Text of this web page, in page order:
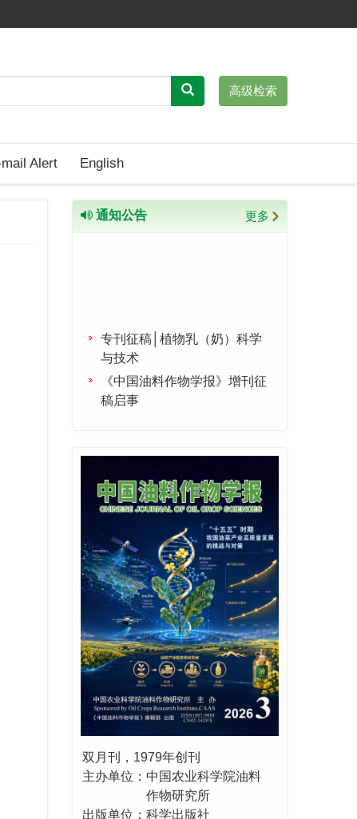
高级检索
Alert English
通知公告 更多
专刊征稿│植物乳（奶）科学
与技术
稿启事
会议通知丨第七届国际真菌毒
专辑征稿丨贵州油料产业高质
量发展
专辑征稿│油菜菌核病防控技
术研究
会议通知|第四届全国油菜生物
学学术研讨会第一轮正式通知
双月刊，1979年创刊
主办单位：中国农业科学院油料
作物研究所
出版单位：科学出版社